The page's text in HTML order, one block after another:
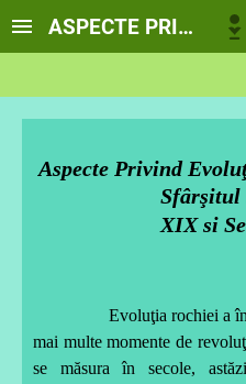
ASPECTE PRIVIND
Aspecte Privind
Sfârşitul
XIX si
Evoluţia rochiei a
mai multe momente de
se măsura în secole,